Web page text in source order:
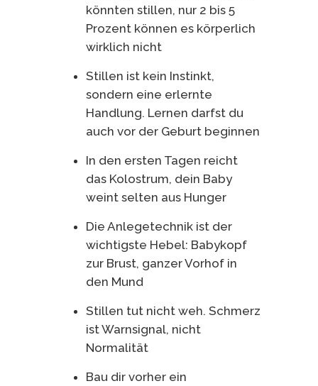
könnten stillen, nur 2 bis 5
Prozent können es körperlich
wirklich nicht
Stillen ist kein Instinkt,
sondern eine erlernte
Handlung. Lernen darfst du
auch vor der Geburt beginnen
In den ersten Tagen reicht
das Kolostrum, dein Baby
weint selten aus Hunger
Die Anlegetechnik ist der
wichtigste Hebel: Babykopf
zur Brust, ganzer Vorhof in
den Mund
Stillen tut nicht weh. Schmerz
ist Warnsignal, nicht
Normalität
Bau dir vorher ein